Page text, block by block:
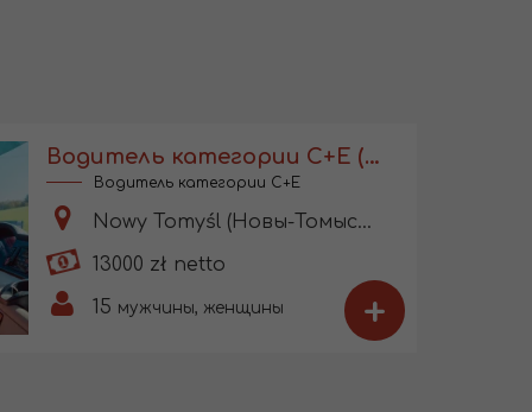
Водитель категории С+Е (EU)
Водитель категории C+E
Nowy Tomyśl (Новы-Томысль)
13000 zł netto
15 мужчины, женщины +